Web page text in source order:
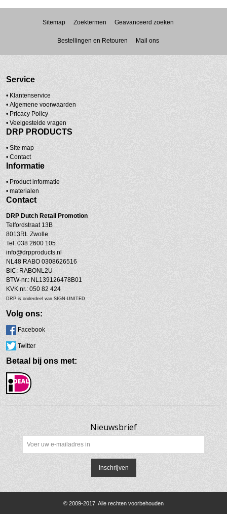
Sitemap Zoektermen Geavanceerd zoeken
Bestellingen en Retouren Mail ons
Service
• Klantenservice
• Algemene voorwaarden
• Pricacy Policy
• Veelgestelde vragen
DRP PRODUCTS
• Site map
• Contact
Informatie
• Product informatie
• materialen
Contact
DRP Dutch Retail Promotion
Telfordstraat 13B
8013RL Zwolle
Tel. 038 2600 105
info@drpproducts.nl
NL48 RABO 0308626516
BIC: RABONL2U
BTW-nr.: NL139126478B01
KVK nr.: 050 82 424
DRP is onderdeel van SIGN-UNITED
Volg ons:
Facebook
Twitter
Betaal bij ons met:
Nieuwsbrief
Inschrijven
© 2009-2017. Alle rechten voorbehouden